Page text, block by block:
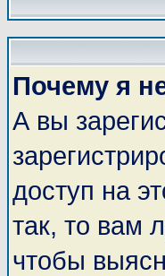
Почему я
А вы
доступ на
так, то вам
чтобы